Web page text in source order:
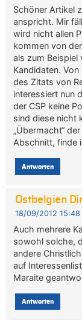
Schöner Artikel
anspricht. Mir
wird nicht allen
kommen von
als zum Beispiel
Kandidaten.
des Zitats von
interessiert nun
der CSP keine
sind diese nicht
„Übermacht“
Abschnitt, finde
Antworten
Ostbelgien
18/09/2012 15:48
Auch mehrere
sowohl solche,
andere
auf
Maraite
Antworten